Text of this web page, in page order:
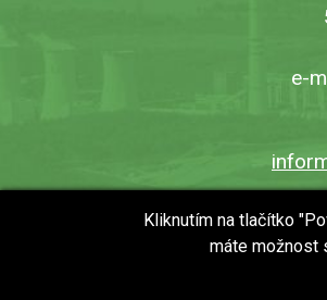
e-
Kliknutím na tlačítko
máte možnost